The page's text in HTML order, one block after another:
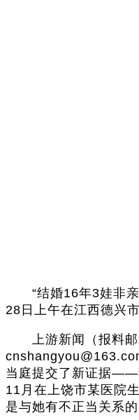
“结婚16年3娃非亲
28日上午在江西德兴
上游新闻（报料邮
当庭提交了新证据——
11月在上饶市某医院
是与她有不正当关系的